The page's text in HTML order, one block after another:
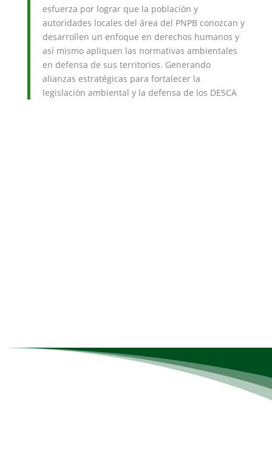
esfuerza por lograr que la población y
autoridades locales del área del PNPB conozcan y
desarrollen un enfoque en derechos humanos y
así mismo apliquen las normativas ambientales
en defensa de sus territorios. Generando
alianzas estratégicas para fortalecer la
legislación ambiental y la defensa de los DESCA